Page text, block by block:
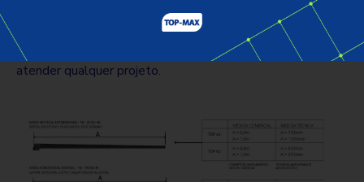
A linha TOP-BOX apresenta soluções prontas para a
instalação! O ralo vem completo, com grelha, canaleta e
conexões. O produto possui várias derivações para
atender qualquer projeto.